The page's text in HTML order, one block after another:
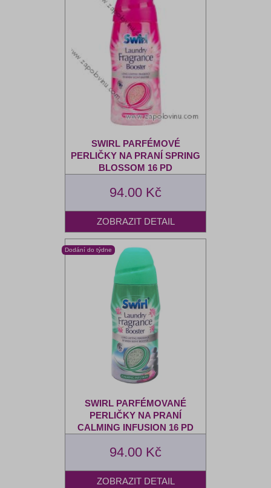
SWIRL PARFÉMOVÉ
PERLIČKY NA PRANÍ SPRING
BLOSSOM 16 PD
94.00 Kč
SWIRL PARFÉMOVANÉ
PERLIČKY NA PRANÍ
CALMING INFUSION 16 PD
94.00 Kč